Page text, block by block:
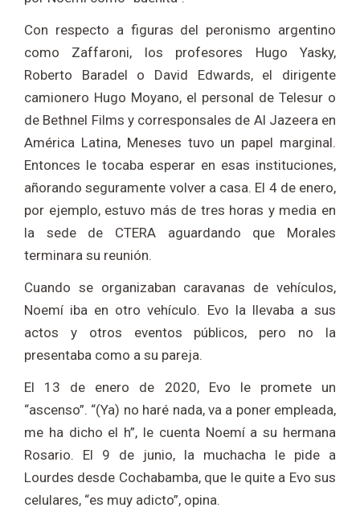
Con respecto a figuras del peronismo argentino
como Zaffaroni, los profesores Hugo Yasky,
Roberto Baradel o David Edwards, el dirigente
camionero Hugo Moyano, el personal de Telesur o
de Bethnel Films y corresponsales de Al Jazeera en
América Latina, Meneses tuvo un papel marginal.
Entonces le tocaba esperar en esas instituciones,
añorando seguramente volver a casa. El 4 de enero,
por ejemplo, estuvo más de tres horas y media en
la sede de CTERA aguardando que Morales
terminara su reunión.
Cuando se organizaban caravanas de vehículos,
Noemí iba en otro vehículo. Evo la llevaba a sus
actos y otros eventos públicos, pero no la
presentaba como a su pareja.
El 13 de enero de 2020, Evo le promete un
“ascenso”. “(Ya) no haré nada, va a poner empleada,
me ha dicho el h”, le cuenta Noemí a su hermana
Rosario. El 9 de junio, la muchacha le pide a
Lourdes desde Cochabamba, que le quite a Evo sus
celulares, “es muy adicto”, opina.